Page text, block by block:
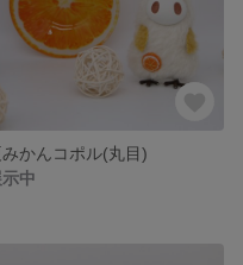
みかんコポル(丸目)
示中